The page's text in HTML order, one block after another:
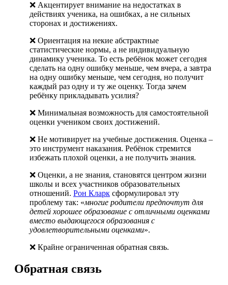
❌ Акцентирует внимание на недостатках в
действиях ученика, на ошибках, а не сильных
сторонах и достижениях.
❌ Ориентация на некие абстрактные
статистические нормы, а не индивидуальную
динамику ученика. То есть ребёнок может сегодня
сделать на одну ошибку меньше, чем вчера, а завтра
на одну ошибку меньше, чем сегодня, но получит
каждый раз одну и ту же оценку. Тогда зачем
ребёнку прикладывать усилия?
❌ Минимальная возможность для самостоятельной
оценки учеником своих достижений.
❌ Не мотивирует на учебные достижения. Оценка –
это инструмент наказания. Ребёнок стремится
избежать плохой оценки, а не получить знания.
❌ Оценки, а не знания, становятся центром жизни
школы и всех участников образовательных
отношений. Рон Кларк сформулировал эту
проблему так: «многие родители предпочтут для
детей хорошее образование с отличными оценками
вместо выдающегося образования с
удовлетворительными оценками».
❌ Крайне ограниченная обратная связь.
Обратная связь